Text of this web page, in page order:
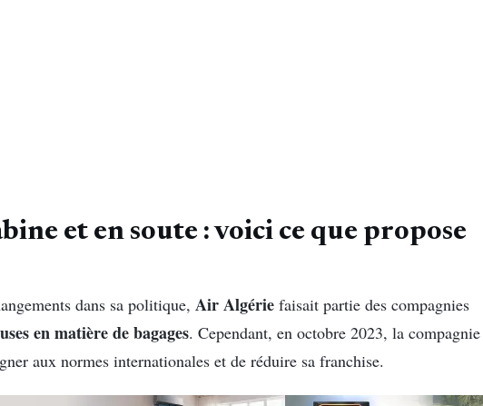
et en soute : voici ce que propose
dans sa politique, Air Algérie faisait partie des compagnies
en matière de bagages. Cependant, en octobre 2023, la compagnie
aux normes internationales et de réduire sa franchise.